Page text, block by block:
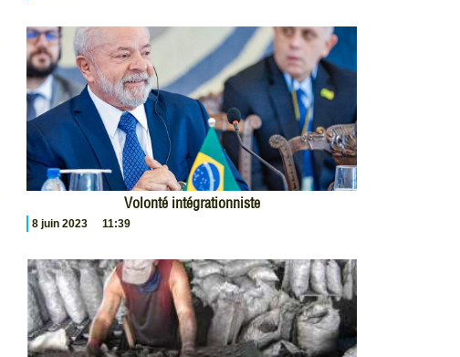
Volonté intégrationniste
8 juin 2023 11:39